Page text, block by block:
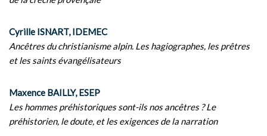
Cyrille ISNART, IDEMEC
Ancêtres du christianisme alpin. Les hagiographes, les prêtres
et les saints évangélisateurs
Maxence BAILLY, ESEP
Les hommes préhistoriques sont-ils nos ancêtres ? Le
préhistorien, le doute, et les exigences de la narration